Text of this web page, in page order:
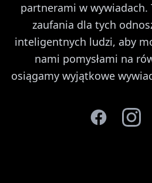
partnerami w wywiadach.
zaufania dla tych
inteligentnych ludzi, aby
nami pomysłami na
osiągamy wyjątkowe